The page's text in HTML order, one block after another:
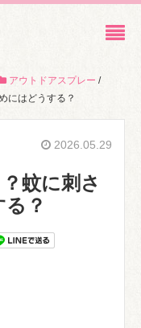
アウトドアスプレー /
にはどうする？
2026.05.29
蚊に刺さ
？